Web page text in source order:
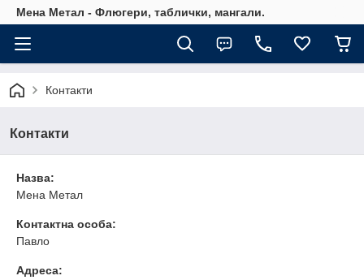
Мена Метал - Флюгери, таблички, мангали.
Контакти
Контакти
Назва:
Мена Метал
Контактна особа:
Павло
Адреса: